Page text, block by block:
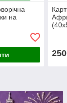
на
250